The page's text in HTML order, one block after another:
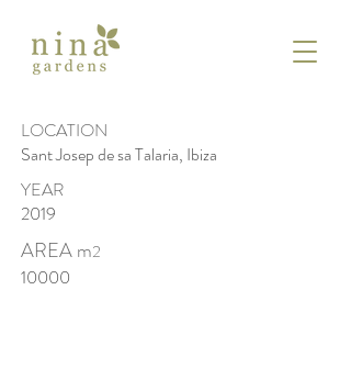
LOCATION
Sant Josep de sa Talaria, Ibiza
YEAR
2019
AREA m2
10000